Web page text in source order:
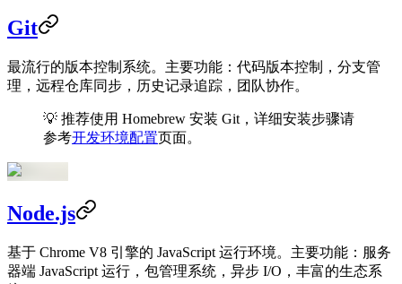
Git
最流行的版本控制系统。主要功能：代码版本控制，分支管
理，远程仓库同步，历史记录追踪，团队协作。
💡 推荐使用 Homebrew 安装 Git，详细安装步骤请
参考开发环境配置页面。
Node.js
基于 Chrome V8 引擎的 JavaScript 运行环境。主要功能：服务
器端 JavaScript 运行，包管理系统，异步 I/O，丰富的生态系